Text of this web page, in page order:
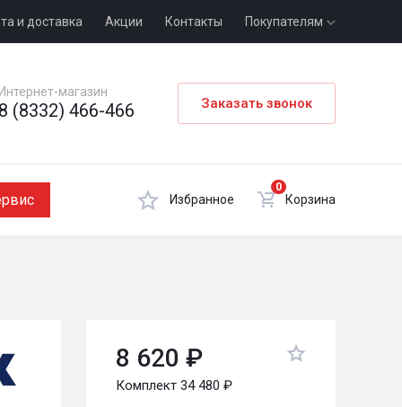
и доставка Акции Контакты Покупателям
Интернет-магазин
8 (8332) 466-466 Заказать звонок
Избранное
0
Корзина
8 620 ₽
Комплект 34 480 ₽